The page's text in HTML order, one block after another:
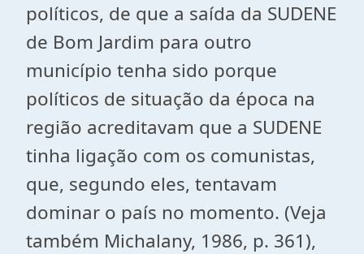
políticos, de que a saída da SUDENE
de Bom Jardim para outro
município tenha sido porque
políticos de situação da época na
região acreditavam que a SUDENE
tinha ligação com os comunistas,
que, segundo eles, tentavam
dominar o país no momento. (Veja
também Michalany, 1986, p. 361),